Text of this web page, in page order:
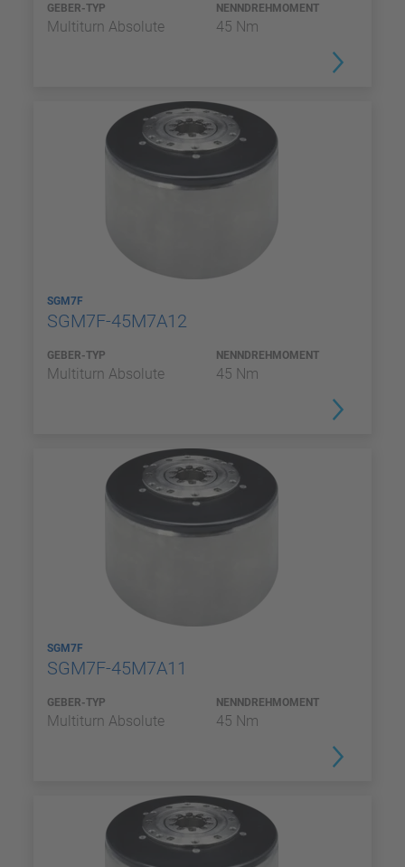
GEBER-TYP
Multiturn Absolute
NENNDREHMOMENT
45 Nm
SGM7F
SGM7F-45M7A12
GEBER-TYP
Multiturn Absolute
NENNDREHMOMENT
45 Nm
SGM7F
SGM7F-45M7A11
GEBER-TYP
Multiturn Absolute
NENNDREHMOMENT
45 Nm